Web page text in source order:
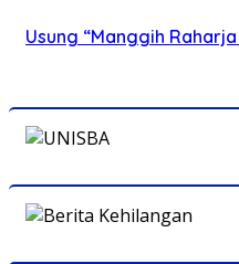
Usung “Manggih